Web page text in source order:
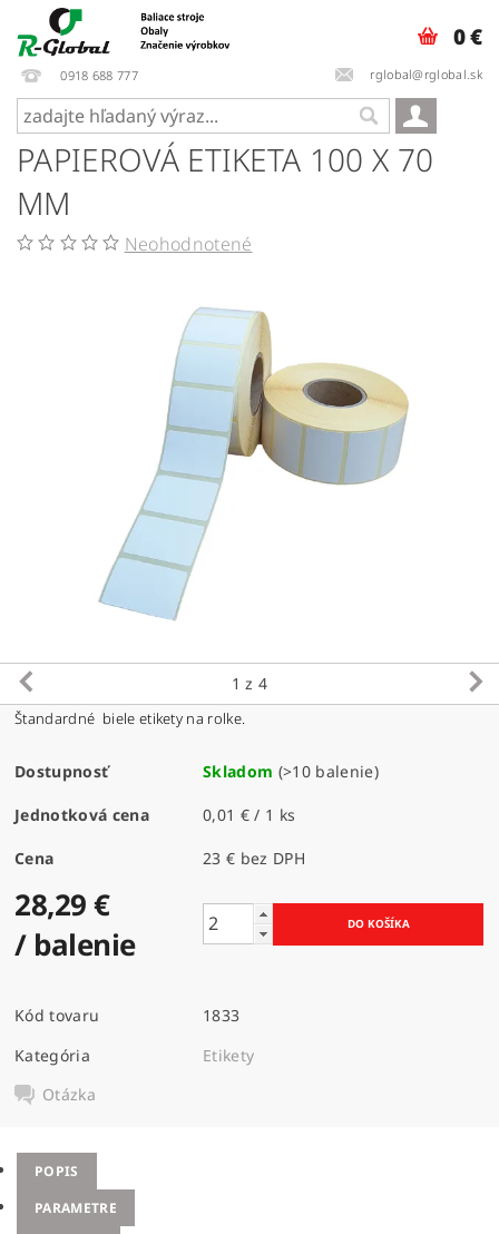
0918 688 777 rglobal@rglobal.sk
0 €
PAPIEROVÁ ETIKETA 100 X 70
MM
Neohodnotené
1 z 4
Štandardné biele etikety na rolke.
Dostupnosť Skladom (>10 balenie)
Jednotková cena 0,01 € / 1 ks
Cena 23 € bez DPH
28,29 €
/ balenie
Kód tovaru
1833
Kategória
Etikety
Otázka
POPIS
PARAMETRE